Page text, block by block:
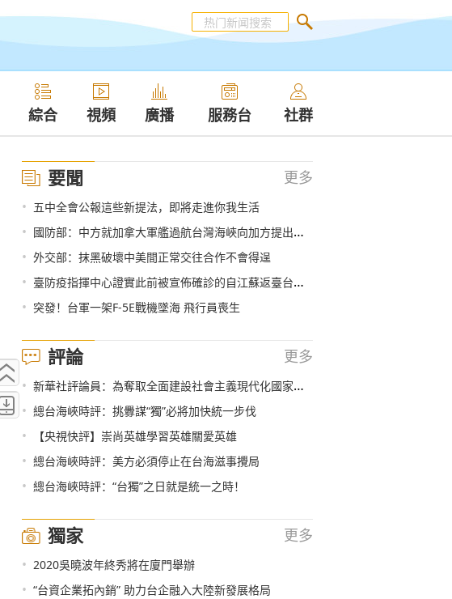
綜合 視頻 廣播 服務台 社群
要聞 更多
• 五中全會公報這些新提法，即將走進你我生活
• 國防部：中方就加拿大軍艦過航台灣海峽向加方提出嚴正交涉
• 外交部：抹黑破壞中美間正常交往合作不會得逞
• 臺防疫指揮中心證實此前被宣佈確診的自江蘇返臺台商並未染疫 國台辦回應
• 突發！台軍一架F-5E戰機墜海 飛行員喪生
評論 更多
• 新華社評論員：為奪取全面建設社會主義現代化國家新勝利而奮鬥——學習貫徹黨的十九屆五中全會精神
• 總台海峽時評：挑釁謀“獨”必將加快統一步伐
• 【央視快評】崇尚英雄學習英雄關愛英雄
• 總台海峽時評：美方必須停止在台海滋事攪局
• 總台海峽時評：“台獨”之日就是統一之時！
獨家 更多
• 2020吳曉波年終秀將在廈門舉辦
• “台資企業拓內銷” 助力台企融入大陸新發展格局